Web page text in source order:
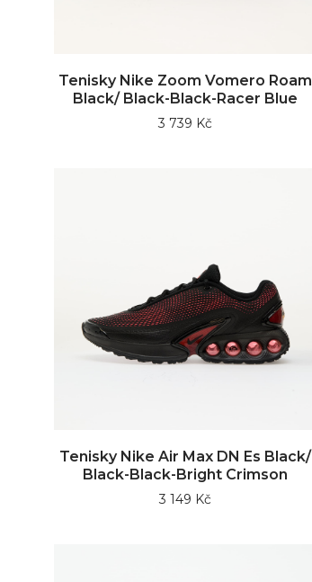
Tenisky Nike Zoom Vomero Roam
Black/ Black-Black-Racer Blue
3 739 Kč
Tenisky Nike Air Max DN Es Black/
Black-Black-Bright Crimson
3 149 Kč